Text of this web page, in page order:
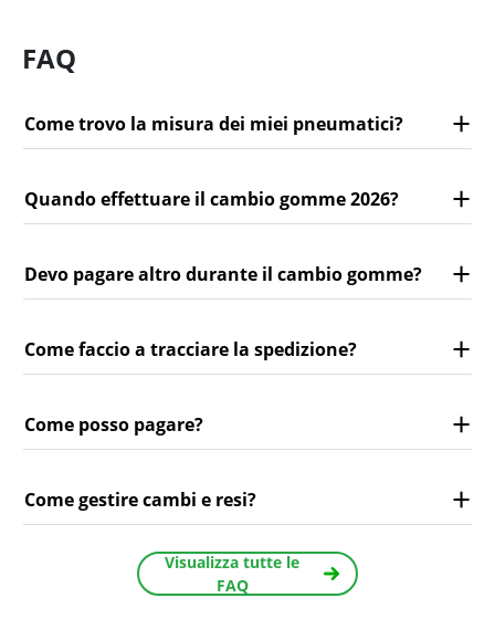
FAQ
Come trovo la misura dei miei pneumatici?
Quando effettuare il cambio gomme 2026?
Devo pagare altro durante il cambio gomme?
Come faccio a tracciare la spedizione?
Come posso pagare?
Come gestire cambi e resi?
Visualizza tutte le
FAQ